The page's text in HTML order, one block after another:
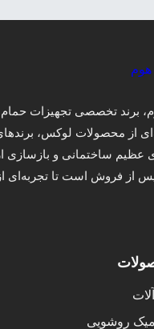
برند تخصصی تجهیزات
از محصولات لوکس،
عظیم ساختمانی و بازسازی
از فروش است تا تجربه‌ای از
روشویی